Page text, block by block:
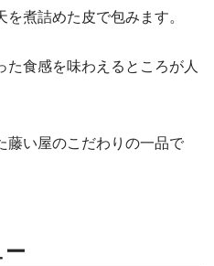
煮詰めた皮で包みます。
食感を味わえるところが人
藤い屋のこだわりの一品で